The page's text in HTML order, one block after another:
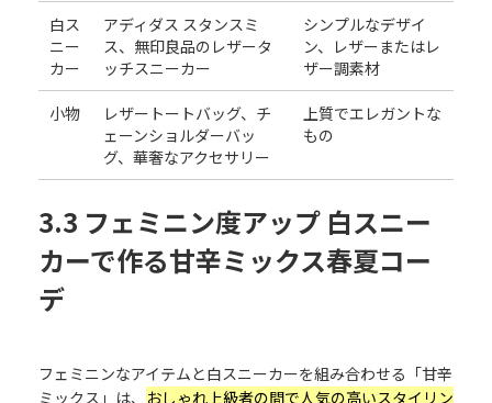
白ス
ニー
カー
アディダス スタンスミ
ス、無印良品のレザータ
ッチスニーカー
シンプルなデザイ
ン、レザーまたはレ
ザー調素材
小物
レザートートバッグ、チ
ェーンショルダーバッ
グ、華奢なアクセサリー
上質でエレガントな
もの
3.3 フェミニン度アップ 白スニー
カーで作る甘辛ミックス春夏コー
デ
フェミニンなアイテムと白スニーカーを組み合わせる「甘辛
ミックス」は、 おしゃれ上級者の間で人気の高いスタイリン